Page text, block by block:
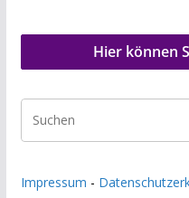
Hier können
Impressum -